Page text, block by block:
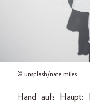
© unsplash/nate miles
Hand aufs Haupt: